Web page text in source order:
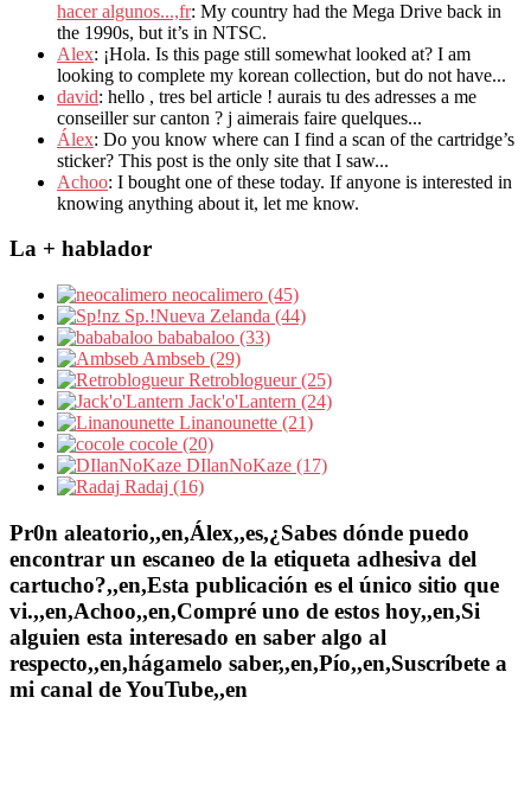
hacer algunos...,fr: My country had the Mega Drive back in
the 1990s, but it’s in NTSC.
Alex: ¡Hola. Is this page still somewhat looked at? I am
looking to complete my korean collection, but do not have...
david: hello , tres bel article ! aurais tu des adresses a me
conseiller sur canton ? j aimerais faire quelques...
Álex: Do you know where can I find a scan of the cartridge’s
sticker? This post is the only site that I saw...
Achoo: I bought one of these today. If anyone is interested in
knowing anything about it, let me know.
La + hablador
neocalimero (45)
Sp.!Nueva Zelanda (44)
bababaloo (33)
Ambseb (29)
Retroblogueur (25)
Jack'o'Lantern (24)
Linanounette (21)
cocole (20)
DIlanNoKaze (17)
Radaj (16)
Pr0n aleatorio,,en,Álex,,es,¿Sabes dónde puedo
encontrar un escaneo de la etiqueta adhesiva del
cartucho?,,en,Esta publicación es el único sitio que
vi.,,en,Achoo,,en,Compré uno de estos hoy,,en,Si
alguien esta interesado en saber algo al
respecto,,en,hágamelo saber,,en,Pío,,en,Suscríbete a
mi canal de YouTube,,en